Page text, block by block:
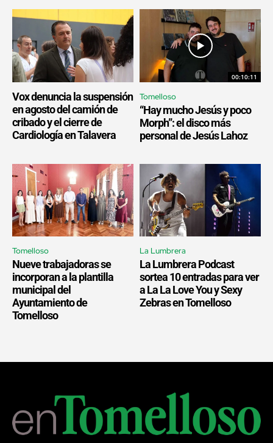
Vox denuncia la suspensión
en agosto del camión de
cribado y el cierre de
Cardiología en Talavera
00:10:11
Tomelloso
“Hay mucho Jesús y poco
Morph”: el disco más
personal de Jesús Lahoz
Tomelloso
Nueve trabajadoras se
incorporan a la plantilla
municipal del
Ayuntamiento de
Tomelloso
La Lumbrera
La Lumbrera Podcast
sortea 10 entradas para ver
a La La Love You y Sexy
Zebras en Tomelloso